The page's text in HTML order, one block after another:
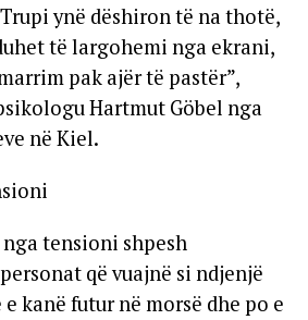
ynë dëshiron të na thotë,
të largohemi nga ekrani,
pak ajër të pastër”,
Hartmut Göbel nga
në Kiel.
tensioni shpesh
që vuajnë si ndjenjë
kanë futur në morsë dhe po e